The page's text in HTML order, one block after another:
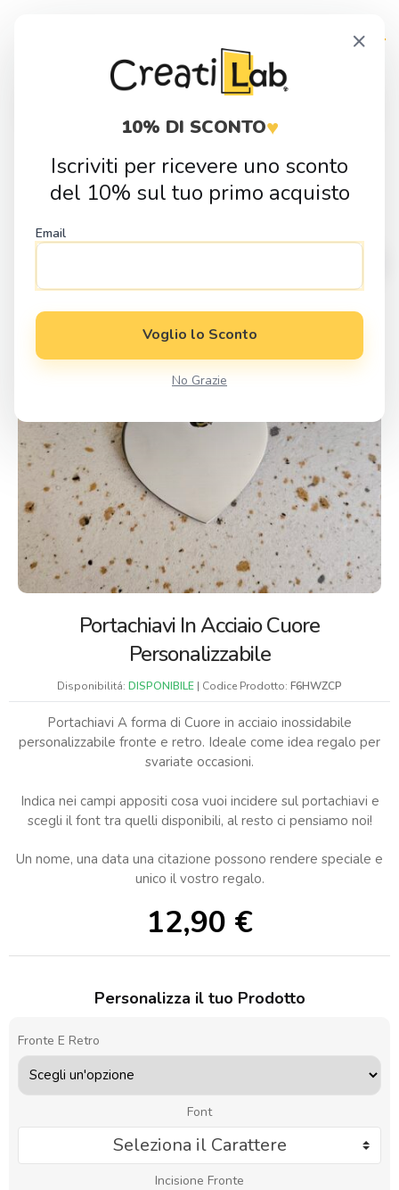
Home Idee Regalo Eventi e Festivita
Regali per il Papà
Portachiavi in Acciaio Cuore Personalizzabile
Portachiavi In Acciaio Cuore
Personalizzabile
Disponibilitá: DISPONIBILE | Codice Prodotto: F6HWZCP
Portachiavi A forma di Cuore in acciaio inossidabile
personalizzabile fronte e retro. Ideale come idea regalo per
svariate occasioni.
Indica nei campi appositi cosa vuoi incidere sul portachiavi e
scegli il font tra quelli disponibili, al resto ci pensiamo noi!
Un nome, una data una citazione possono rendere speciale e
unico il vostro regalo.
12,90 €
Personalizza il tuo Prodotto
Fronte E Retro
Font
Seleziona il Carattere
Incisione Fronte
×
10% DI SCONTO♥
Iscriviti per ricevere uno sconto
del 10% sul tuo primo acquisto
Email
Voglio lo Sconto
No Grazie